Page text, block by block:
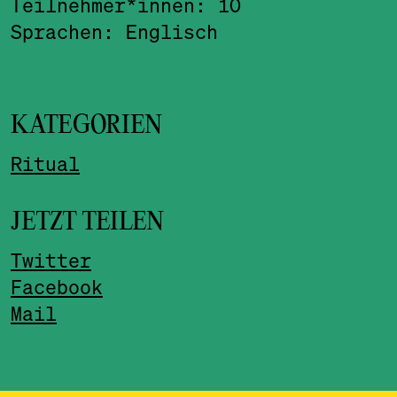
Sprachen: Englisch
KATEGORIEN
Ritual
JETZT TEILEN
Twitter
Facebook
Mail